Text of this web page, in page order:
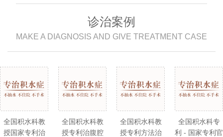
诊治案例
MAKE A DIAGNOSIS AND GIVE TREATMENT CASE
全国积水科教
授国家专利治
全国积水科教
授专利治腹腔
全国积水科教
授专利方法治
全国积水科专
利 - 国家专利官